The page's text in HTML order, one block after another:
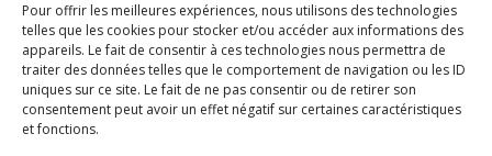
Pour offrir les meilleures expériences, nous utilisons des technologies
telles que les cookies pour stocker et/ou accéder aux informations des
appareils. Le fait de consentir à ces technologies nous permettra de
traiter des données telles que le comportement de navigation ou les ID
uniques sur ce site. Le fait de ne pas consentir ou de retirer son
consentement peut avoir un effet négatif sur certaines caractéristiques
et fonctions.
Signify-Child By Club Photo IUT Vannes @2024